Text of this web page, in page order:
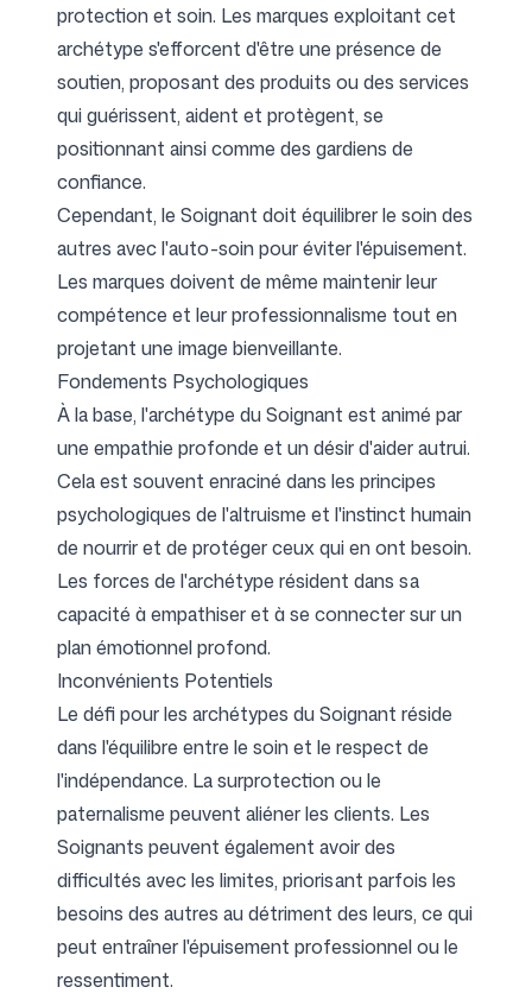
protection et soin. Les marques exploitant cet
archétype s'efforcent d'être une présence de
soutien, proposant des produits ou des services
qui guérissent, aident et protègent, se
positionnant ainsi comme des gardiens de
confiance.
Cependant, le Soignant doit équilibrer le soin des
autres avec l'auto-soin pour éviter l'épuisement.
Les marques doivent de même maintenir leur
compétence et leur professionnalisme tout en
projetant une image bienveillante.
Fondements Psychologiques
À la base, l'archétype du Soignant est animé par
une empathie profonde et un désir d'aider autrui.
Cela est souvent enraciné dans les principes
psychologiques de l'altruisme et l'instinct humain
de nourrir et de protéger ceux qui en ont besoin.
Les forces de l'archétype résident dans sa
capacité à empathiser et à se connecter sur un
plan émotionnel profond.
Inconvénients Potentiels
Le défi pour les archétypes du Soignant réside
dans l'équilibre entre le soin et le respect de
l'indépendance. La surprotection ou le
paternalisme peuvent aliéner les clients. Les
Soignants peuvent également avoir des
difficultés avec les limites, priorisant parfois les
besoins des autres au détriment des leurs, ce qui
peut entraîner l'épuisement professionnel ou le
ressentiment.